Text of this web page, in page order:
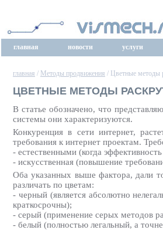
главная новости услуги
главная / Методы продвижения / Цветные методы
ЦВЕТНЫЕ МЕТОДЫ
В статье обозначено, что
системы они характеризуются.
Конкуренция в сети интернет,
требования к интернет проектам.
- естественными (когда
- искусственная (повышение
Оба указанных выше фактора, дали
различать по цветам:
- черный (является абсолютно
краткосрочны);
- серый (применение серых методов
- белый (полностью легальный, а